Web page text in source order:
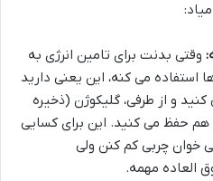
وقتی بدنت برای تامین انرژی به
استفاده می کنه، این یعنی دارید
و از طرفی، گلیکوژن (ذخیره
حفظ می کنید. این برای کسایی
خوان چربی کم کنن ولی
العاده مهمه.